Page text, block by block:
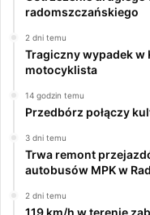
radomszczańskiego
2 dni temu
Tragiczny wypadek w
motocyklista
14 godzin temu
Przedbórz połączy
3 dni temu
Trwa remont
autobusów MPK w
2 dni temu
119 km/h w terenie